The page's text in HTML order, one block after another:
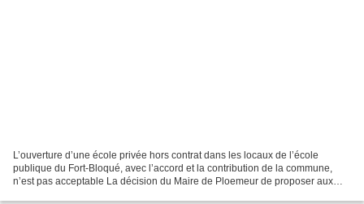
L’ouverture d’une école privée hors contrat dans les locaux de l’école
publique du Fort-Bloqué, avec l’accord et la contribution de la commune,
n’est pas acceptable La décision du Maire de Ploemeur de proposer aux